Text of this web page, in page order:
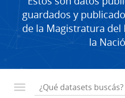
guardados y
de la Magistratura del
la